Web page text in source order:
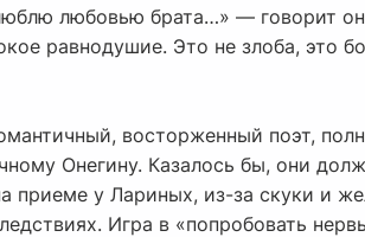
любовью брата…» — говорит
равнодушие. Это не злоба, это
восторженный поэт,
Онегину. Казалось бы, они
приеме у Лариных, из-за скуки и
Игра в «попробовать